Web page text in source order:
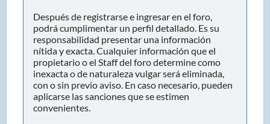
Después de registrarse e ingresar en el foro,
podrá cumplimentar un perfil detallado. Es su
responsabilidad presentar una información
nítida y exacta. Cualquier información que el
propietario o el Staff del foro determine como
inexacta o de naturaleza vulgar será eliminada,
con o sin previo aviso. En caso necesario, pueden
aplicarse las sanciones que se estimen
convenientes.